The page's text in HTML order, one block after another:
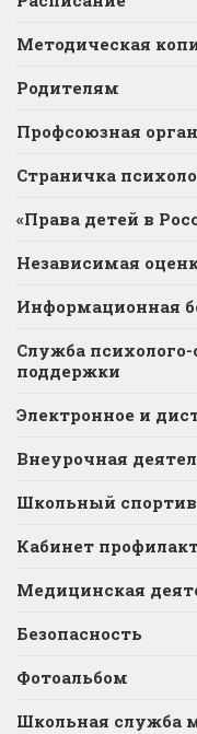
Методическая
Родителям
Профсоюзная
Страничка
«Права детей в
Независимая
Информационная
Служба
поддержки
Электронное и
Внеурочная
Школьный
Кабинет
Медицинская
Безопасность
Фотоальбом
Школьная служба